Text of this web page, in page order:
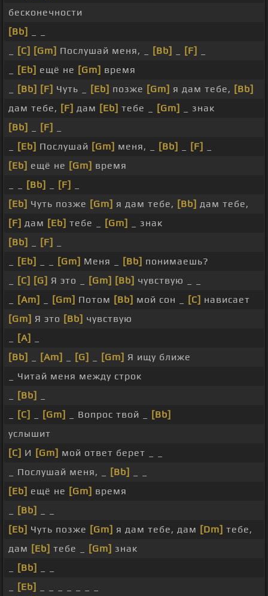
бесконечности
[Bb]
[C] [Gm] Послушай меня, _ [Bb] [F]
[Eb] ещё не [Gm] время
[Bb] [F] Чуть _ [Eb] позже [Gm] я дам тебе, [Bb]
дам тебе, [F] дам [Eb] тебе _ [Gm]
_ знак
[Bb]
[F]
[Eb] Послушай [Gm] меня, _ [Bb] [F]
[Eb] ещё не [Gm] время
[Bb] [F]
[Eb] Чуть позже [Gm] я дам тебе, [Bb] дам тебе,
[F] дам [Eb] тебе _ [Gm]
_ знак
[Bb]
[F]
[Eb] [Gm] Меня _ [Bb] понимаешь?
[C] [G] Я это _ [Gm] [Bb] чувствую _ _
[Am] [Gm] Потом [Bb] мой сон _ [C] нависает
[Gm] Я это [Bb] чувствую
[A]
[Bb]
[Am] [G] [Gm] Я ищу ближе
_ Читай меня между строк
[Bb]
[C] [Gm] _ Вопрос твой _
[Bb]
услышит
[C] И [Gm] мой ответ берет _ _
_ Послушай меня, _
[Bb]
[Eb] ещё не [Gm] время
[Bb]
[Eb] Чуть позже [Gm] я дам тебе, дам [Dm] тебе,
дам [Eb] тебе _ [Gm] знак
[Bb]
[Eb]